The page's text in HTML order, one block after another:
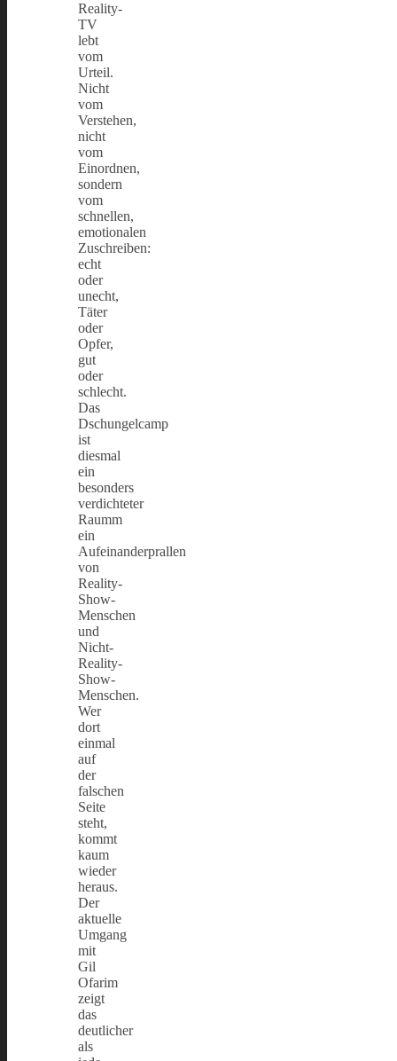
Reality-
TV
lebt
vom
Urteil.
Nicht
vom
Verstehen,
nicht
vom
Einordnen,
sondern
vom
schnellen,
emotionalen
Zuschreiben:
echt
oder
unecht,
Täter
oder
Opfer,
gut
oder
schlecht.
Das
Dschungelcamp
ist
diesmal
ein
besonders
verdichteter
Raumm
ein
Aufeinanderprallen
von
Reality-
Show-
Menschen
und
Nicht-
Reality-
Show-
Menschen.
Wer
dort
einmal
auf
der
falschen
Seite
steht,
kommt
kaum
wieder
heraus.
Der
aktuelle
Umgang
mit
Gil
Ofarim
zeigt
das
deutlicher
als